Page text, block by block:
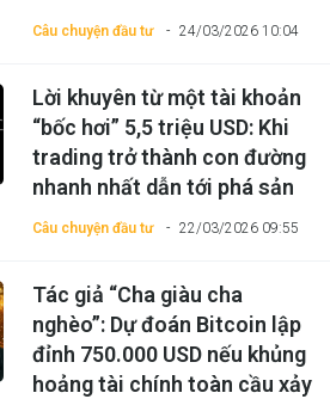
Câu chuyện đầu tư 24/03/2026 10:04
Câu chuyện đầu tư 22/03/2026 09:55
Lời khuyên từ một tài khoản
“bốc hơi” 5,5 triệu USD: Khi
trading trở thành con đường
nhanh nhất dẫn tới phá sản
Tác giả “Cha giàu cha
nghèo”: Dự đoán Bitcoin lập
đỉnh 750.000 USD nếu khủng
hoảng tài chính toàn cầu xảy